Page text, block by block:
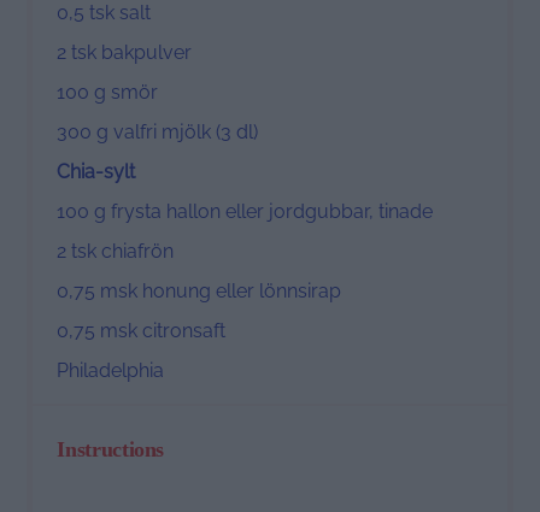
0,5 tsk salt
2 tsk bakpulver
100 g smör
300 g valfri mjölk (3 dl)
Chia-sylt
100 g frysta hallon eller jordgubbar, tinade
2 tsk chiafrön
0,75 msk honung eller lönnsirap
0,75 msk citronsaft
Philadelphia
Instructions